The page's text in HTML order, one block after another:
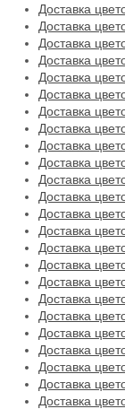
Доставка
Доставка
Доставка
Доставка
Доставка
Доставка
Доставка
Доставка
Доставка
Доставка
Доставка
Доставка
Доставка
Доставка
Доставка
Доставка
Доставка
Доставка
Доставка
Доставка
Доставка
Доставка
Доставка
Доставка